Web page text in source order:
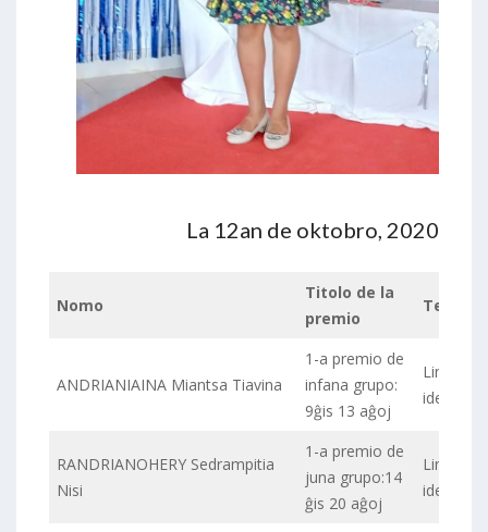
La 12an de oktobro, 2020
Nomo
Titolo de la
premio
Temo
ANDRIANIAINA Miantsa Tiavina
1-a premio de
infana grupo:
9ĝis 13 aĝoj
Lingva
identeco
RANDRIANOHERY Sedrampitia
Nisi
1-a premio de
juna grupo:14
ĝis 20 aĝoj
Lingva
identeco